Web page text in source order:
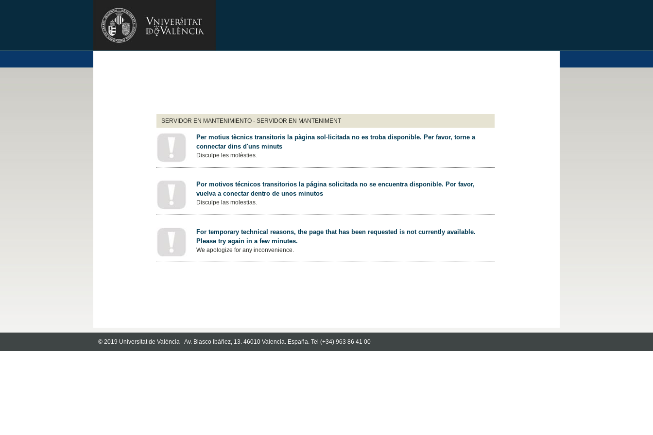
SERVIDOR EN MANTENIMIENTO - SERVIDOR EN MANTENIMENT
Per motius tècnics transitoris la pàgina sol·licitada no es troba disponible. Per favor, torne a
connectar dins d'uns minuts
Disculpe les molèsties.
Por motivos técnicos transitorios la página solicitada no se encuentra disponible. Por favor,
vuelva a conectar dentro de unos minutos
Disculpe las molestias.
For temporary technical reasons, the page that has been requested is not currently available.
Please try again in a few minutes.
We apologize for any inconvenience.
© 2019 Universitat de València - Av. Blasco Ibáñez, 13. 46010 Valencia. España. Tel (+34) 963 86 41 00